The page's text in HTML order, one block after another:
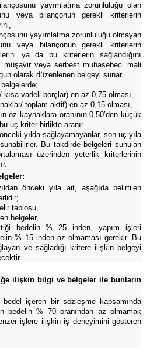
yayımlatma zorunluluğu olan
veya bilançonun gerekli kriterlerin
yayımlatma zorunluluğu olmayan
veya bilançonun gerekli kriterlerin
ya da bu kriterlerin sağlandığını
veya serbest muhasebeci mali
olarak düzenlenen belgeyi sunar.
kısa vadeli borçlar) en az 0,75 olması,
toplam aktif) en az 0,15 olması,
öz kaynaklara oranının 0,50’den küçük
üç kriter birlikte aranır.
yılda sağlayamayanlar, son üç yıla
Bu takdirde belgeleri sunulan
üzerinden yeterlik kriterlerinin
önceki yıla ait, aşağıda belirtilen
tablosu,
belgeler,
bedelin % 25 inden, yapım işleri
% 15 inden az olmaması gerekir. Bu
ve sağladığı kritere ilişkin belgeyi
ilişkin bilgi ve belgeler ile bunların
içeren bir sözleşme kapsamında
bedelin % 70 oranından az olmamak
işlere ilişkin iş deneyimini gösteren